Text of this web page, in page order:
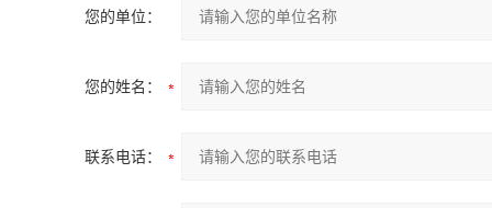
您的单位：
您的姓名：
联系电话：